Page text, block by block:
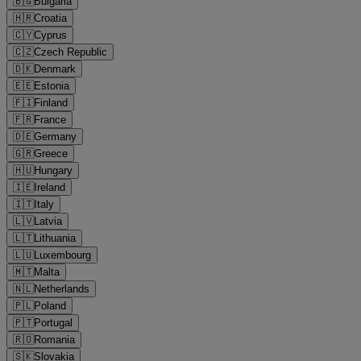
🇭🇷Croatia
🇨🇾Cyprus
🇨🇿Czech Republic
🇩🇰Denmark
🇪🇪Estonia
🇫🇮Finland
🇫🇷France
🇩🇪Germany
🇬🇷Greece
🇭🇺Hungary
🇮🇪Ireland
🇮🇹Italy
🇱🇻Latvia
🇱🇹Lithuania
🇱🇺Luxembourg
🇲🇹Malta
🇳🇱Netherlands
🇵🇱Poland
🇵🇹Portugal
🇷🇴Romania
🇸🇰Slovakia